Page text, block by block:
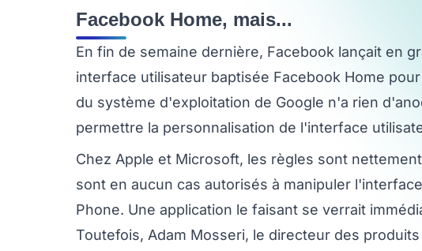
Facebook Home, mais...
En fin de semaine dernière, Facebook lançait en
interface utilisateur baptisée Facebook Home
du système d'exploitation de Google n'a rien
permettre la personnalisation de l'interface
Chez Apple et Microsoft, les règles sont
sont en aucun cas autorisés à manipuler
Phone. Une application le faisant se verrait
Toutefois, Adam Mosseri, le directeur des